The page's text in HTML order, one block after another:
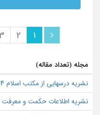
1
2
3
مجله (تعداد مقاله)
نشریه درسهایی از مکتب اسلام 14
نشریه اطلاعات حکمت و معرفت 12